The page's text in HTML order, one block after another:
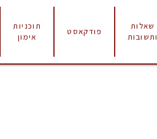
תוכניות
אימון
פודקאסט
שאלות
ותשובות